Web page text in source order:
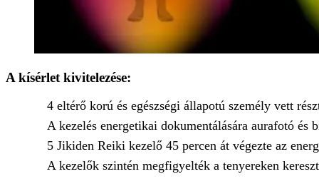
A kísérlet kivitelezése:
4 eltérő korú és egészségi állapotú személy vett
A kezelés energetikai dokumentálására aurafotó és
5 Jikiden Reiki kezelő 45 percen át végezte az
A kezelők szintén megfigyelték a tenyereken